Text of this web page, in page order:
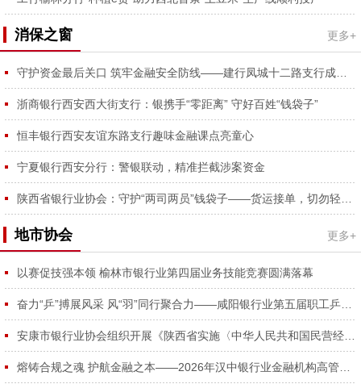
消保之窗 更多+
浙商银行西安西大街支行：银携手“零距离” 守好百姓“钱袋子”
恒丰银行西安友谊东路支行趣味金融课点亮童心
宁夏银行西安分行：警银联动，精准拦截涉案资金
地市协会 更多+
以赛促技强本领 榆林市银行业第四届业务技能竞赛圆满落幕